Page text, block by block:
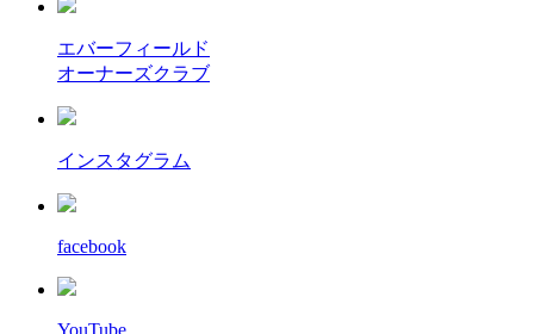
エバーフィールド
オーナーズクラブ
インスタグラム
facebook
YouTube